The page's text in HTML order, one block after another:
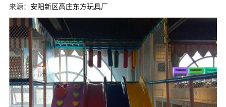
来源： 安阳新区高庄东方玩具厂